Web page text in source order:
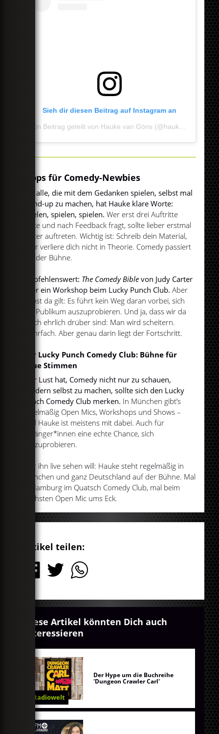
Sieh dir diesen Beitrag auf Instagram an
Tipps für Comedy-Newbies
Für alle, die mit dem Gedanken spielen, selbst mal
Stand-up zu machen, hat Hauke klare Worte:
spielen, spielen, spielen. Wer erst drei Auftritte
hatte und nach Feedback fragt, sollte lieber erstmal
weiter auftreten. Wichtig ist: Schreib dein Material,
aber verliere dich nicht in Theorie. Comedy passiert
auf der Bühne.
Empfehlenswert: The Comedy Bible von Judy Carter
oder ein Workshop beim Lucky Punch Club. Aber
selbst da gilt: Es führt kein Weg daran vorbei, sich
vor Publikum auszuprobieren. Und ja, dass wir da
gleich ehrlich drüber sind: Man wird scheitern.
Mehrfach. Aber genau darin liegt der Fortschritt.
Der Lucky Punch Comedy Club: Bühne für
neue Stimmen
Wer Lust hat, Comedy nicht nur zu schauen,
sondern selbst zu machen, sollte sich den Lucky
Punch Comedy Club merken. In München gibt’s
regelmäßig Open Mics, Workshops und Shows –
und Hauke ist meistens mit dabei. Auch für
Anfänger*innen eine echte Chance, sich
auszuprobieren.
Wer ihn live sehen will: Hauke steht regelmäßig in
München und ganz Deutschland auf der Bühne. Mal
in Hamburg im Quatsch Comedy Club, mal beim
nächsten Open Mic ums Eck.
Artikel teilen:
Diese Artikel könnten Dich auch
interessieren
Radiowelt
Der Hype um die Buchreihe
'Dungeon Crawler Carl'